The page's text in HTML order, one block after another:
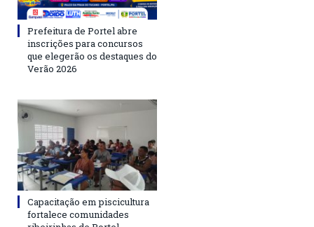
Prefeitura de Portel abre
inscrições para concursos
que elegerão os destaques do
Verão 2026
Capacitação em piscicultura
fortalece comunidades